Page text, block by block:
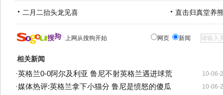
二月二抬头龙见喜 直击归真堂养
上网从搜狗开始 网页 新闻
相关新闻
10-06-
·英格兰0-0阿尔及利亚 鲁尼不射英格兰遇进球荒
10-06-
·媒体热评:英格兰拿下小猫分 鲁尼是愤怒的傻瓜